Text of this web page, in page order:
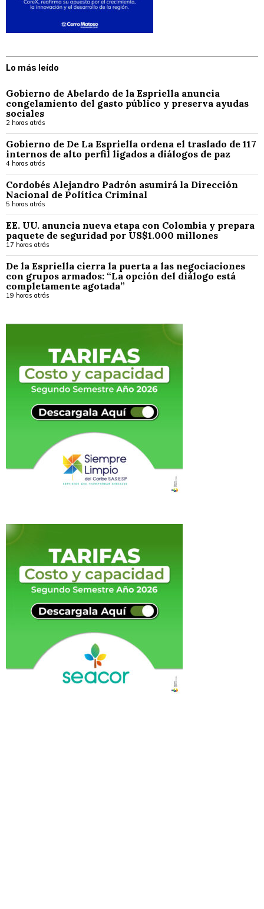
Lo más leído
Gobierno de Abelardo de la Espriella anuncia
congelamiento del gasto público y preserva ayudas
sociales
2 horas atrás
Gobierno de De La Espriella ordena el traslado de 117
internos de alto perfil ligados a diálogos de paz
4 horas atrás
Cordobés Alejandro Padrón asumirá la Dirección
Nacional de Política Criminal
5 horas atrás
EE. UU. anuncia nueva etapa con Colombia y prepara
paquete de seguridad por US$1.000 millones
17 horas atrás
De la Espriella cierra la puerta a las negociaciones
con grupos armados: “La opción del diálogo está
completamente agotada”
19 horas atrás